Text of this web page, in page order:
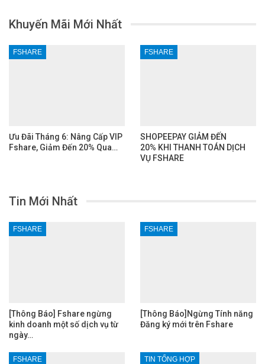
Khuyến Mãi Mới Nhất
FSHARE
Ưu Đãi Tháng 6: Nâng Cấp VIP
Fshare, Giảm Đến 20% Qua…
FSHARE
SHOPEEPAY GIẢM ĐẾN
20% KHI THANH TOÁN DỊCH
VỤ FSHARE
Tin Mới Nhất
FSHARE
[Thông Báo] Fshare ngừng
kinh doanh một số dịch vụ từ
ngày…
FSHARE
[Thông Báo]Ngừng Tính năng
Đăng ký mới trên Fshare
FSHARE TIN TỔNG HỢP